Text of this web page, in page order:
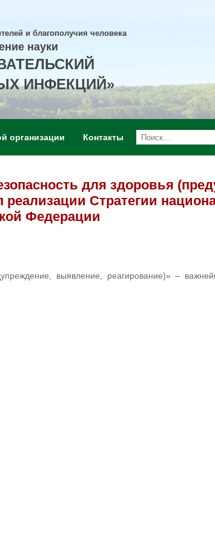
и благополучия человека
науки
ИНФЕКЦИЙ»
организации Контакты
для здоровья
Стратегии
Федерации
выявление, реагирование)» –